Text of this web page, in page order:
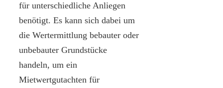
für unterschiedliche Anliegen
benötigt. Es kann sich dabei um
die Wertermittlung bebauter oder
unbebauter Grundstücke
handeln, um ein
Mietwertgutachten für